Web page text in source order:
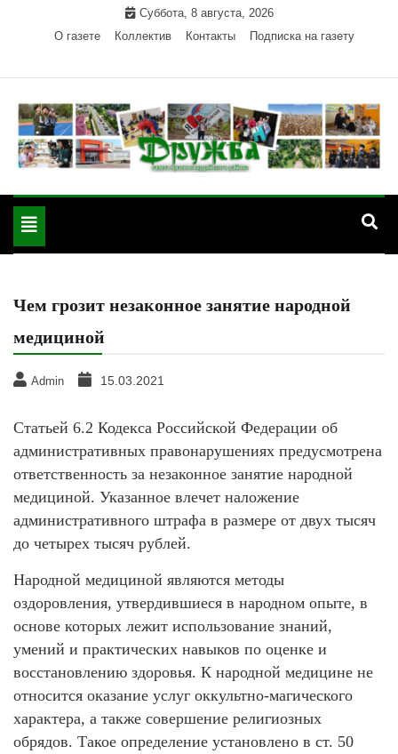
Суббота, 8 августа, 2026
О газете
Коллектив Контакты Подписка на газету
"Дружба" — газета
Красногвардейского района Республики Адыгея
Toggle
navigation
Чем грозит незаконное занятие народной
медициной
Admin 15.03.2021
Статьей 6.2 Кодекса Российской Федерации об
административных правонарушениях предусмотрена
ответственность за незаконное занятие народной
медициной. Указанное влечет наложение
административного штрафа в размере от двух тысяч
до четырех тысяч рублей.
Народной медициной являются методы
оздоровления, утвердившиеся в народном опыте, в
основе которых лежит использование знаний,
умений и практических навыков по оценке и
восстановлению здоровья. К народной медицине не
относится оказание услуг оккультно-магического
характера, а также совершение религиозных
обрядов. Такое определение установлено в ст. 50